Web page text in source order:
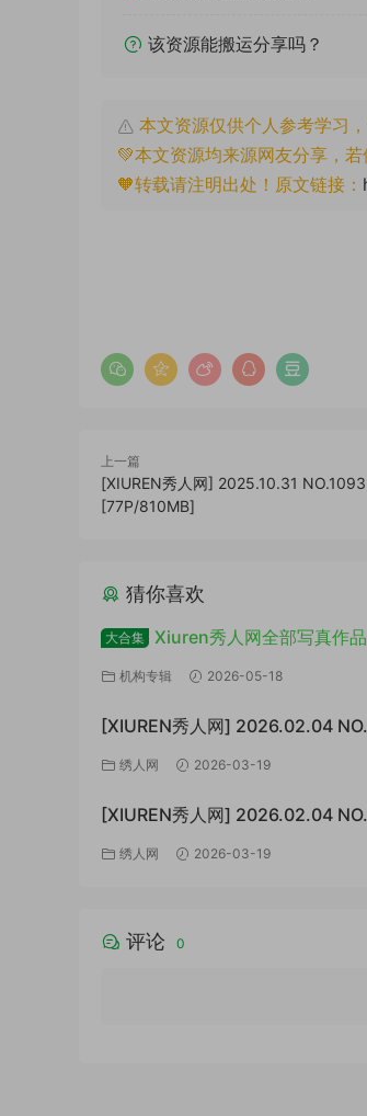
该资源能搬运分享吗？
本文资源仅供个人参考学习
💚本文资源均来源网友分享，
🧡转载请注明出处！原文链接：
上一篇
[XIUREN秀人网] 2025.10.31
[77P/810MB]
猜你喜欢
大合集 Xiuren秀人网全部写真作
套/6TB+]
机构专辑 2026-05-18
[XIUREN秀人网] 2026.02.04
白 [67P/807MB]
绣人网 2026-03-19
[XIUREN秀人网] 2026.02.04
极致的反差[77P/999MB]
绣人网 2026-03-19
评论 0